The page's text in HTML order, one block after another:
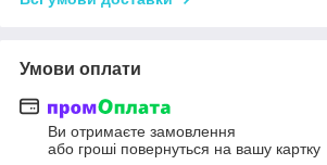
Умови оплати
Ви отримаєте замовлення
або гроші повернуться на вашу картку